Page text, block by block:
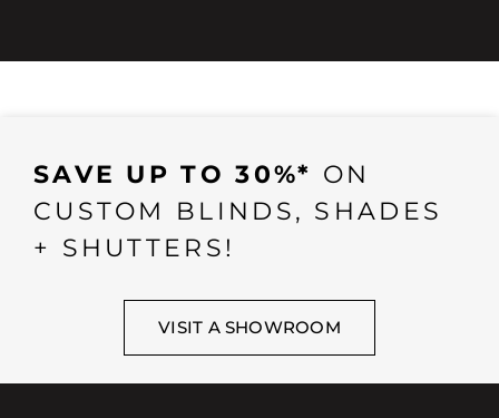
SAVE UP TO 30%* ON
CUSTOM BLINDS, SHADES
+ SHUTTERS!
VISIT A SHOWROOM